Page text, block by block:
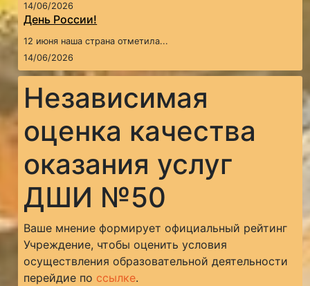
14/06/2026
День России!
12 июня наша страна отметила...
14/06/2026
Независимая
оценка качества
оказания услуг
ДШИ №50
Ваше мнение формирует официальный рейтинг
Учреждение, чтобы оценить условия
осуществления образовательной деятельности
перейдие по ссылке.